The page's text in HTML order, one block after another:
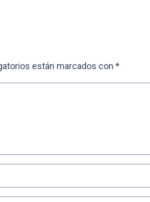
están marcados con *